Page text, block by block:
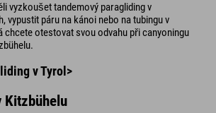
vyzkoušet tandemový paragliding v
vypustit páru na kánoi nebo na tubingu v
chcete otestovat svou odvahu při canyoningu
v Tyrol>
Kitzbühelu